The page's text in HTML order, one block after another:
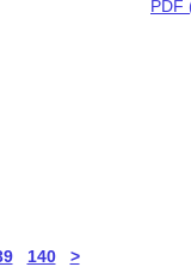
PDF
140 >